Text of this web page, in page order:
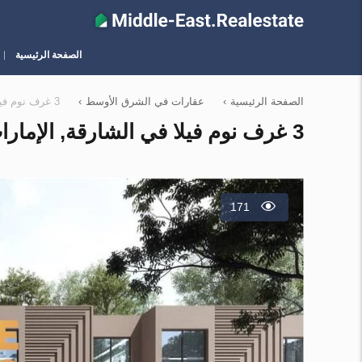
الصفحة الرئيسية
الصفحة الرئيسية › عقارات في الشرق الأوسط › 3 غرف نوم فيلا في الشارقة, الإمارات العربية المتحدة رقم 10921
3 غرف نوم فيلا في الشارقة, الإمارات العربية المتحدة رقم 10921
171